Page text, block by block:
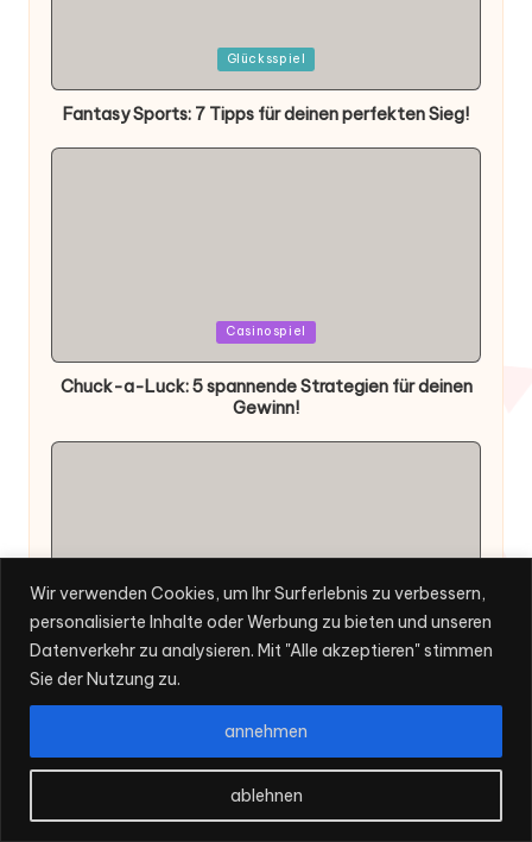
Wir verwenden Cookies, um Ihr Surferlebnis zu verbessern,
personalisierte Inhalte oder Werbung zu bieten und unseren
Datenverkehr zu analysieren. Mit "Alle akzeptieren" stimmen
Sie der Nutzung zu.
ablehnen
annehmen
Glücksspiel
Fantasy Sports: 7 Tipps für deinen perfekten Sieg!
Casinospiel
Chuck-a-Luck: 5 spannende Strategien für deinen
Gewinn!
Posted
in
Kartenspiel
Booray: 7 spannende Tipps für dein nächstes Spiel!